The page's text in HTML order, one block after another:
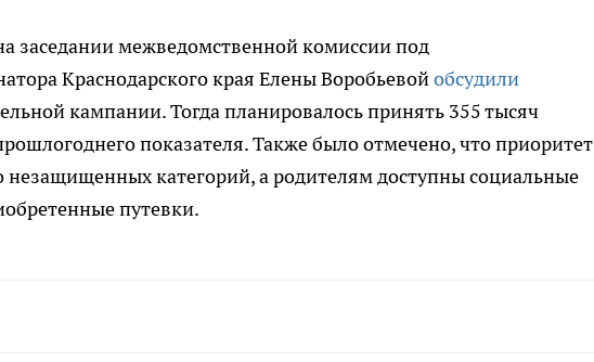
заседании межведомственной комиссии под
Краснодарского края Елены Воробьевойобсудили
кампании. Тогда планировалось принять 355 тысяч
показателя. Также было отмечено, что приоритет
незащищенных категорий, а родителям доступны социальные
путевки.